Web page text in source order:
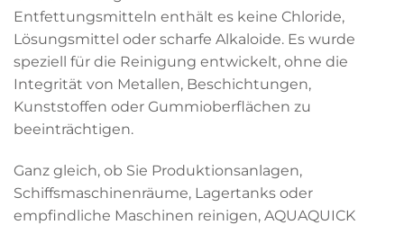
Entfettungsmitteln enthält es keine Chloride,
Lösungsmittel oder scharfe Alkaloide. Es wurde
speziell für die Reinigung entwickelt, ohne die
Integrität von Metallen, Beschichtungen,
Kunststoffen oder Gummioberflächen zu
beeinträchtigen.
Ganz gleich, ob Sie Produktionsanlagen,
Schiffsmaschinenräume, Lagertanks oder
empfindliche Maschinen reinigen, AQUAQUICK